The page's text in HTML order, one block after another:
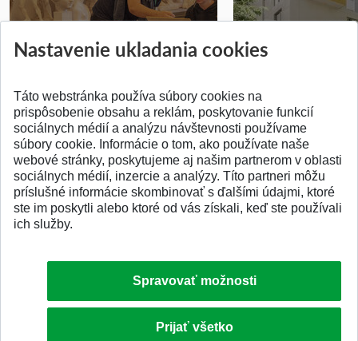
Pridané 14.07.2026 Pridané 03.07.2026
SPÄŤ NA VRCH
Nastavenie ukladania cookies
Táto webstránka používa súbory cookies na
prispôsobenie obsahu a reklám, poskytovanie funkcií
sociálnych médií a analýzu návštevnosti používame
súbory cookie. Informácie o tom, ako používate naše
webové stránky, poskytujeme aj našim partnerom v oblasti
sociálnych médií, inzercie a analýzy. Títo partneri môžu
príslušné informácie skombinovať s ďalšími údajmi, ktoré
ste im poskytli alebo ktoré od vás získali, keď ste používali
ich služby.
Spravovať možnosti
Prijať všetko